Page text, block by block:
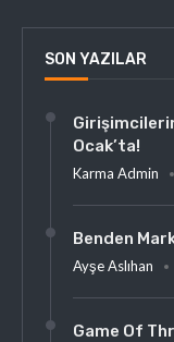
SON YAZILAR
Ocak’ta!
Karma Admin
Benden
Ayşe Aslıhan
Game Of